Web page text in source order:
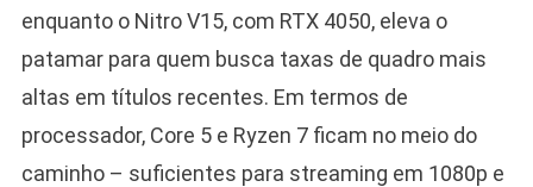
enquanto o Nitro V15, com RTX 4050, eleva o
patamar para quem busca taxas de quadro mais
altas em títulos recentes. Em termos de
processador, Core 5 e Ryzen 7 ficam no meio do
caminho – suficientes para streaming em 1080p e